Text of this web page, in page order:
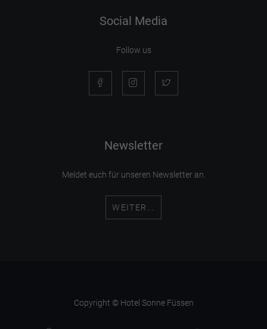
Social Media
Follow us
Newsletter
Meldet euch für unseren Newsletter an.
WEITER...
Copyright © Hotel Sonne Füssen